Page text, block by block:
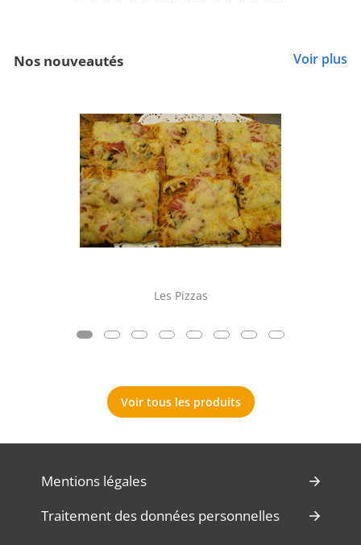
Nos nouveautés Voir plus
Les Pizzas
Voir tous les produits
Mentions légales
Traitement des données personnelles